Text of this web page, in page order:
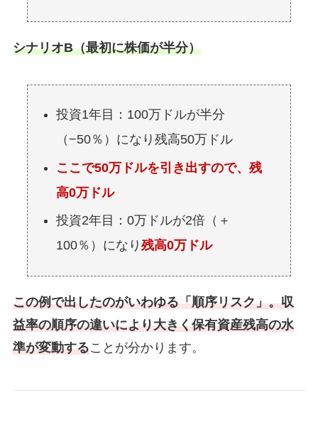
シナリオB（最初に株価が半分）
投資1年目：100万ドルが半分
（−50％）になり残高50万ドル
ここで50万ドルを引き出すので、残
高0万ドル
投資2年目：0万ドルが2倍（＋
100％）になり 残高0万ドル
この例で出したのがいわゆる「順序リスク」。収
益率の順序の違いにより大きく保有資産残高の水
準が変動することが分かります。